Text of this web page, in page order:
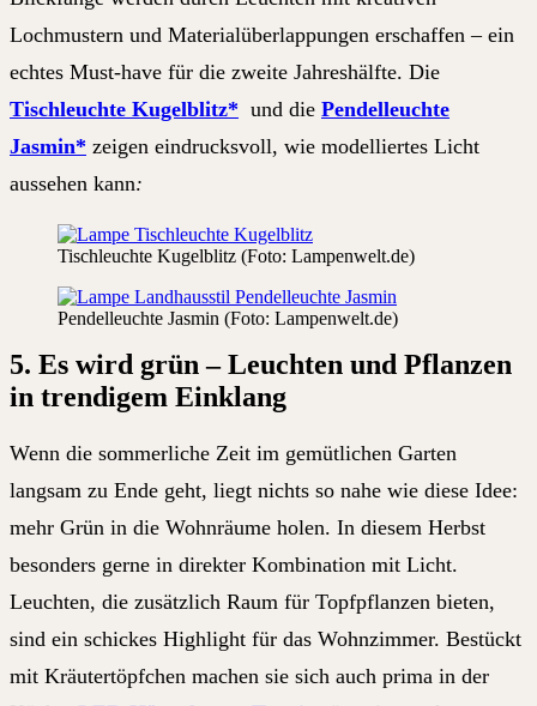
Lochmustern und Materialüberlappungen erschaffen – ein
echtes Must-have für die zweite Jahreshälfte. Die
Tischleuchte Kugelblitz* und die Pendelleuchte
Jasmin* zeigen eindrucksvoll, wie modelliertes Licht
aussehen kann:
Tischleuchte Kugelblitz (Foto: Lampenwelt.de)
Pendelleuchte Jasmin (Foto: Lampenwelt.de)
5. Es wird grün – Leuchten und Pflanzen
in trendigem Einklang
Wenn die sommerliche Zeit im gemütlichen Garten
langsam zu Ende geht, liegt nichts so nahe wie diese Idee:
mehr Grün in die Wohnräume holen. In diesem Herbst
besonders gerne in direkter Kombination mit Licht.
Leuchten, die zusätzlich Raum für Topfpflanzen bieten,
sind ein schickes Highlight für das Wohnzimmer. Bestückt
mit Kräutertöpfchen machen sie sich auch prima in der